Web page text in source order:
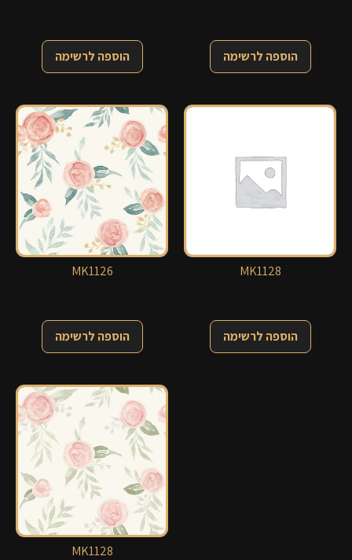
הוספה לרשימה הוספה לרשימה
MK1126
הוספה לרשימה
MK1128
הוספה לרשימה
MK1128